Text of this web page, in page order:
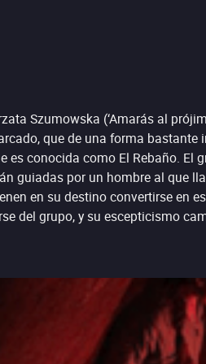
Szumowska (‘Amarás al
que de una forma
conocida como El Rebaño. El
guiadas por un hombre al que
en su destino convertirse en
del grupo, y su escepticismo